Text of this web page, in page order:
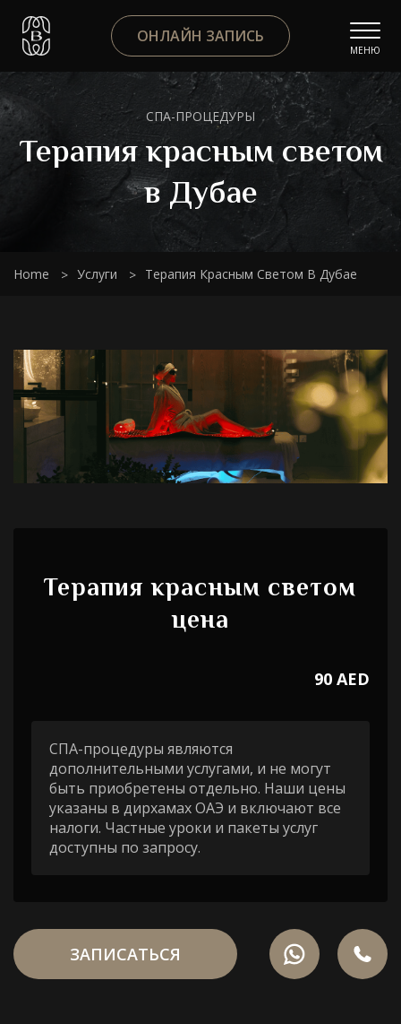
ОНЛАЙН ЗАПИСЬ
МЕНЮ
СПА-ПРОЦЕДУРЫ
Терапия красным светом
в Дубае
Home Услуги Терапия Красным Светом В Дубае
Терапия красным светом
цена
90 AED
СПА-процедуры являются
дополнительными услугами, и не могут
быть приобретены отдельно. Наши цены
указаны в дирхамах ОАЭ и включают все
налоги. Частные уроки и пакеты услуг
доступны по запросу.
ЗАПИСАТЬСЯ